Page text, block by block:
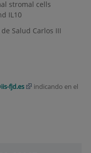
stromal cells
IL10
Salud Carlos III
fjd.es
indicando en el